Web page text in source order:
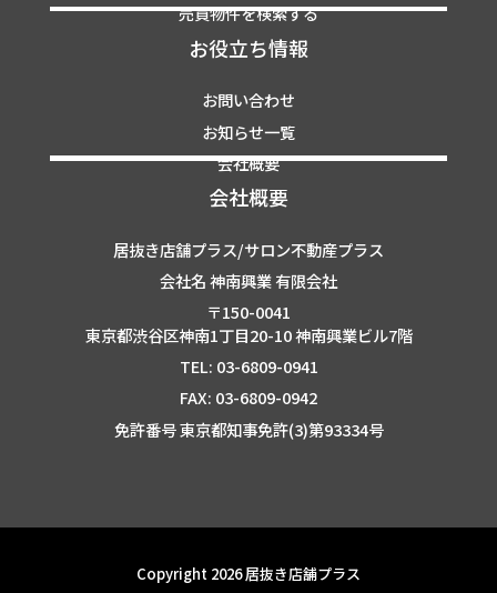
売買物件を検索する
お役立ち情報
お問い合わせ
お知らせ一覧
会社概要
会社概要
居抜き店舗プラス/サロン不動産プラス
会社名 神南興業 有限会社
〒150-0041
東京都渋谷区神南1丁目20-10 神南興業ビル7階
TEL: 03-6809-0941
FAX: 03-6809-0942
免許番号 東京都知事免許(3)第93334号
Copyright 2026 居抜き店舗プラス